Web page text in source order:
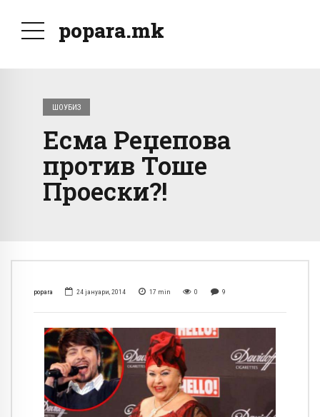
popara.mk
ШОУБИЗ
Есма Реџепова
против Тоше
Проески?!
popara 24 јануари, 2014 17 min 0 9